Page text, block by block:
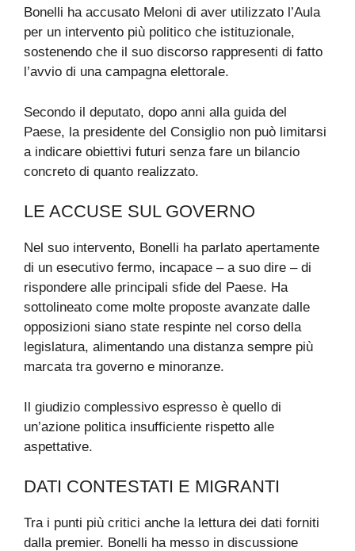
Bonelli ha accusato Meloni di aver utilizzato l’Aula
per un intervento più politico che istituzionale,
sostenendo che il suo discorso rappresenti di fatto
l’avvio di una campagna elettorale.
Secondo il deputato, dopo anni alla guida del
Paese, la presidente del Consiglio non può limitarsi
a indicare obiettivi futuri senza fare un bilancio
concreto di quanto realizzato.
LE ACCUSE SUL GOVERNO
Nel suo intervento, Bonelli ha parlato apertamente
di un esecutivo fermo, incapace – a suo dire – di
rispondere alle principali sfide del Paese. Ha
sottolineato come molte proposte avanzate dalle
opposizioni siano state respinte nel corso della
legislatura, alimentando una distanza sempre più
marcata tra governo e minoranze.
Il giudizio complessivo espresso è quello di
un’azione politica insufficiente rispetto alle
aspettative.
DATI CONTESTATI E MIGRANTI
Tra i punti più critici anche la lettura dei dati forniti
dalla premier. Bonelli ha messo in discussione